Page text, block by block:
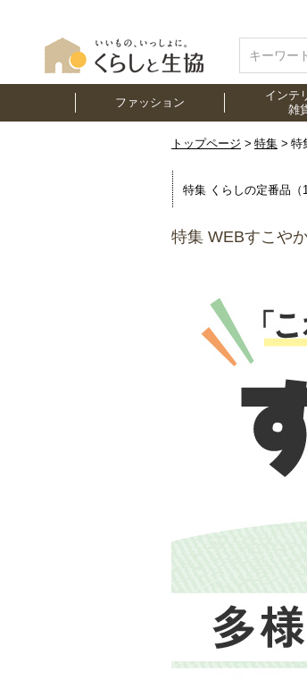
ファッション
インテ
雑
トップページ 特集 特
特集 くらしの定番品（
特集 WEBすこや